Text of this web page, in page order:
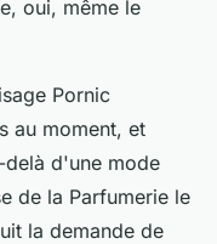
oui, même le
Pornic
au moment, et
delà d'une mode
de la Parfumerie le
la demande de